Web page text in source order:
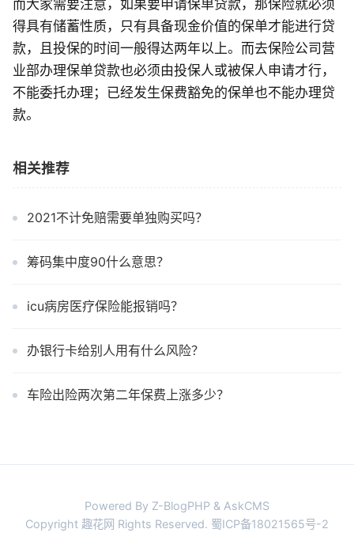
而大家需要注意，如果要申请保单贷款，那保险就必须
得具有储蓄性质，只有具备现金价值的保单才能进行贷
款，且投保的时间一般得达两年以上。而去保险公司营
业部办理保单贷款也必须由投保人或被保人申请才行，
不能委托办理；已经发生保费豁免的保单也不能办理贷
款。
相关推荐
2021不计免赔需要单独购买吗？
筹码集中度90什么意思？
icu病房医疗保险能报销吗？
办银行卡给别人用有什么风险？
车险出险两次第二年保费上涨多少？
Powered By Z-BlogPHP & AskCMS
Copyright 趣花网 Rights Reserved. 蜀ICP备18021565号-2